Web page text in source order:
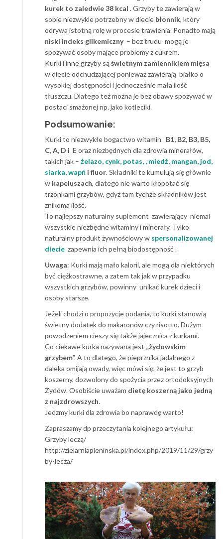
kurek to zaledwie 38 kcal . Grzyby te zawierają w
sobie niezwykle potrzebny w diecie błonnik, który
odrywa istotną rolę w procesie trawienia. Ponadto mają
niski indeks glikemiczny– bez trudu mogą je
spożywać osoby mające problemy z cukrem.
Kurki i inne grzyby sąświetnym zamiennikiem mięsa
w diecie odchudzającej ponieważ zawierają białko o
wysokiej dostępności i jednocześnie mała ilość
tłuszczu. Dlatego też można je beż obawy spożywać w
postaci smażonej np. jako kotleciki.
Podsumowanie:
Kurki to niezwykłe bogactwo witamin
B1, B2, B3, B5,
C, A, D i E oraz niezbędnych dla zdrowia minerałów,
takich jak – żelazo, cynk, potas, , miedź, mangan, jod,
siarka, wapń i fluor. Składniki te kumulują się głównie
w kapeluszach, dlatego nie warto kłopotać się
trzonkami grzybów, gdyż tam tychże składników jest
znikoma ilość.
To najlepszy naturalny suplement zawierający niemal
wszystkie niezbędne witaminy i minerały. Tylko
naturalny produkt żywnościowy w spersonalizowanej
diecie zapewnia ich pełną biodostępność .
Uwaga: Kurki mają mało kalorii, ale mogą dla niektórych
być ciężkostrawne, a zatem tak jak w przypadku
wszystkich grzybów, powinny unikać kurek dzieci i
osoby starsze.
Jeżeli chodzi o propozycje podania, to kurki stanowią
świetny dodatek do makaronów czy risotto. Dużym
powodzeniem cieszy się także jajecznica z kurkami.
Co ciekawe kurka nazywana jest „żydowskim
grzybem”. A to dlatego, że pieprznika jadalnego z
daleka omijają owady, więc mówi się, że jest to grzyb
koszerny, dozwolony do spożycia przez ortodoksyjnych
Żydów. Osobiście uważam dietę koszerną jako jedną
z najzdrowszych.
Jedzmy kurki dla zdrowia bo naprawdę warto!
Zapraszamy dp przeczytania kolejnego artykułu:
Grzyby leczą/
http://zielarniapieninska.pl/index.php/2019/11/29/grzy
by-lecza/